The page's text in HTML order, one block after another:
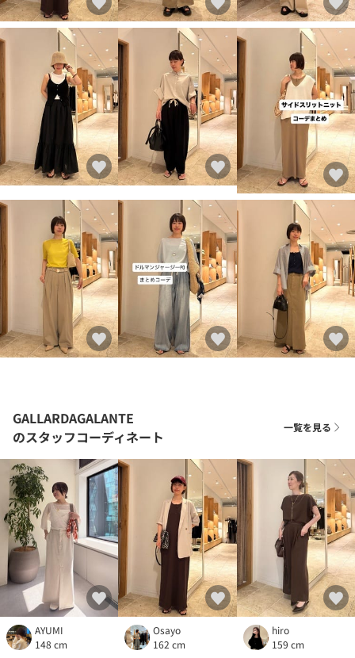
GALLARDAGALANTE
のスタッフコーディネート
一覧を見る
AYUMI
148 cm
Osayo
162 cm
hiro
159 cm